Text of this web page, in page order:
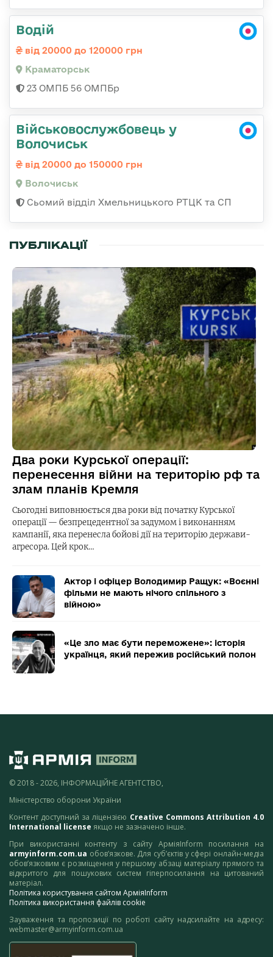
Водій
від 20000 до 120000 грн
Краматорськ
23 ОМПБ 56 ОМПБр
Військовослужбовець у
Волочиськ
від 20000 до 150000 грн
Волочиськ
Сьомий відділ Хмельницького РТЦК та СП
ПУБЛІКАЦІЇ
Два роки Курської операції:
перенесення війни на територію рф та
злам планів Кремля
Сьогодні виповнюється два роки від початку Курської
операції — безпрецедентної за задумом і виконанням
кампанії, яка перенесла бойові дії на територію держави-
агресора. Цей крок…
Актор і офіцер Володимир Ращук: «Воєнні
фільми не мають нічого спільного з
війною»
«Це зло має бути переможене»: історія
українця, який пережив російський полон
© 2018 - 2026, ІНФОРМАЦІЙНЕ АГЕНТСТВО,
Міністерство оборони України
Контент доступний за ліцензією Creative Commons Attribution 4.0
International license якщо не зазначено інше.
При використанні контенту з сайту АрміяInform посилання на
armyinform.com.ua обов’язкове. Для суб’єктів у сфері онлайн-медіа
обов’язковим є розміщення у першому абзаці матеріалу прямого та
відкритого для пошукових систем гіперпосилання на цитований
матеріал.
Політика користування сайтом АрміяInform
Політика використання файлів cookie
Зауваження та пропозиції по роботі сайту надсилайте на адресу:
webmaster@armyinform.com.ua